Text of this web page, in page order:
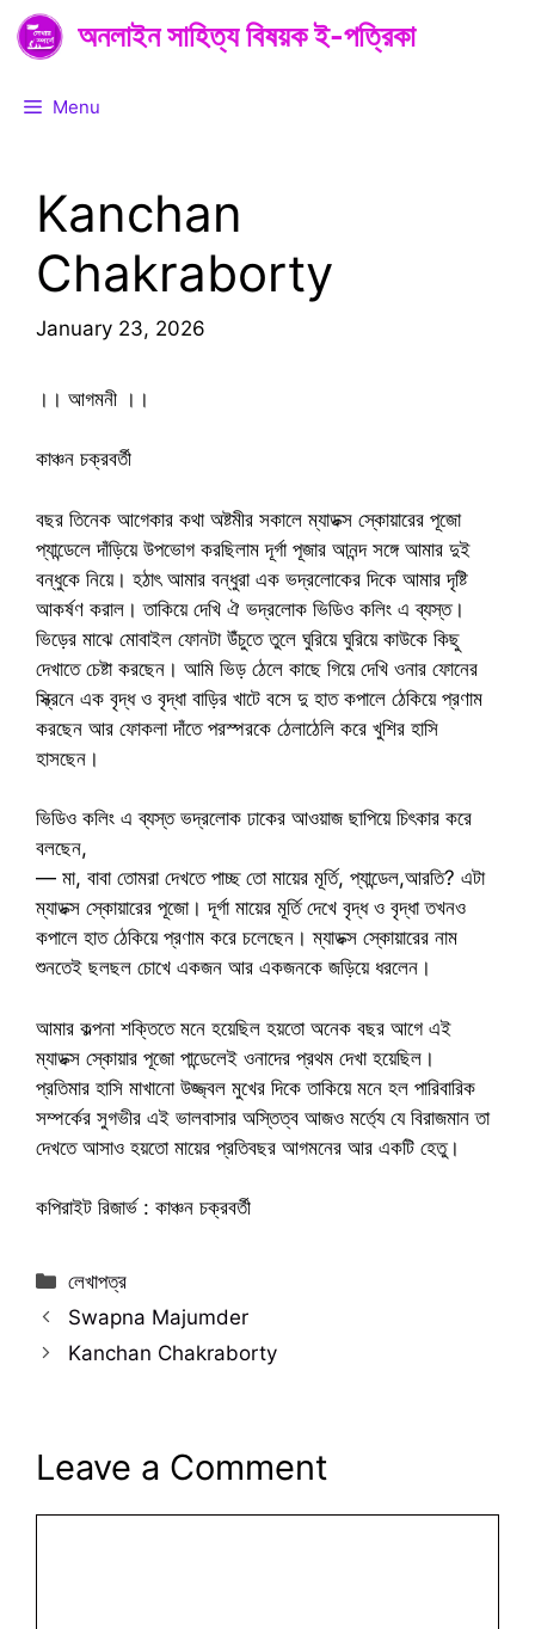
Skip
to
অনলাইন সাহিত্য বিষয়ক ই-পত্রিকা
Menu
Kanchan
Chakraborty
January 23, 2026
।। আগমনী ।।
কাঞ্চন চক্রবর্তী
বছর তিনেক আগেকার কথা অষ্টমীর সকালে ম্যাডক্স স্কোয়ারের পূজো
প্যান্ডেলে দাঁড়িয়ে উপভোগ করছিলাম দূর্গা পূজার আনন্দ সঙ্গে আমার দুই
বন্ধুকে নিয়ে। হঠাৎ আমার বন্ধুরা এক ভদ্রলোকের দিকে আমার দৃষ্টি
আকর্ষণ করাল। তাকিয়ে দেখি ঐ ভদ্রলোক ভিডিও কলিং এ ব্যস্ত।
ভিড়ের মাঝে মোবাইল ফোনটা উঁচুতে তুলে ঘুরিয়ে ঘুরিয়ে কাউকে কিছু
দেখাতে চেষ্টা করছেন। আমি ভিড় ঠেলে কাছে গিয়ে দেখি ওনার ফোনের
স্ক্রিনে এক বৃদ্ধ ও বৃদ্ধা বাড়ির খাটে বসে দু হাত কপালে ঠেকিয়ে প্রণাম
করছেন আর ফোকলা দাঁতে পরস্পরকে ঠেলাঠেলি করে খুশির হাসি
হাসছেন।
ভিডিও কলিং এ ব্যস্ত ভদ্রলোক ঢাকের আওয়াজ ছাপিয়ে চিৎকার করে
বলছেন,
— মা, বাবা তোমরা দেখতে পাচ্ছ তো মায়ের মূর্তি, প্যান্ডেল,আরতি? এটা
ম্যাডক্স স্কোয়ারের পূজো। দূর্গা মায়ের মূর্তি দেখে বৃদ্ধ ও বৃদ্ধা তখনও
কপালে হাত ঠেকিয়ে প্রণাম করে চলেছেন। ম্যাডক্স স্কোয়ারের নাম
শুনতেই ছলছল চোখে একজন আর একজনকে জড়িয়ে ধরলেন।
আমার কল্পনা শক্তিতে মনে হয়েছিল হয়তো অনেক বছর আগে এই
ম্যাডক্স স্কোয়ার পূজো পান্ডেলেই ওনাদের প্রথম দেখা হয়েছিল।
প্রতিমার হাসি মাখানো উজ্জ্বল মুখের দিকে তাকিয়ে মনে হল পারিবারিক
সম্পর্কের সুগভীর এই ভালবাসার অস্তিত্ব আজও মর্ত্যে যে বিরাজমান তা
দেখতে আসাও হয়তো মায়ের প্রতিবছর আগমনের আর একটি হেতু।
কপিরাইট রিজার্ভ : কাঞ্চন চক্রবর্তী
Categories
লেখাপত্র
Swapna Majumder
Kanchan Chakraborty
Leave a Comment